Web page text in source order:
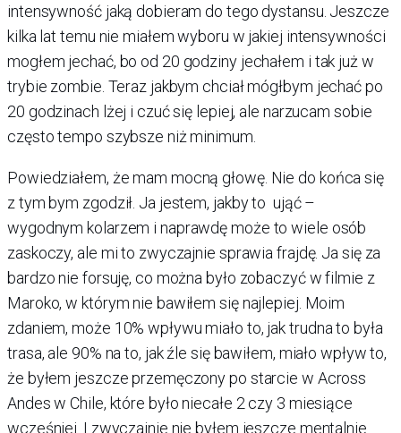
intensywność jaką dobieram do tego dystansu. Jeszcze
kilka lat temu nie miałem wyboru w jakiej intensywności
mogłem jechać, bo od 20 godziny jechałem i tak już w
trybie zombie. Teraz jakbym chciał mógłbym jechać po
20 godzinach lżej i czuć się lepiej, ale narzucam sobie
często tempo szybsze niż minimum.
Powiedziałem, że mam mocną głowę. Nie do końca się
z tym bym zgodził. Ja jestem, jakby to ująć –
wygodnym kolarzem i naprawdę może to wiele osób
zaskoczy, ale mi to zwyczajnie sprawia frajdę. Ja się za
bardzo nie forsuję, co można było zobaczyć w filmie z
Maroko, w którym nie bawiłem się najlepiej. Moim
zdaniem, może 10% wpływu miało to, jak trudna to była
trasa, ale 90% na to, jak źle się bawiłem, miało wpływ to,
że byłem jeszcze przemęczony po starcie w Across
Andes w Chile, które było niecałe 2 czy 3 miesiące
wcześniej. I zwyczajnie nie byłem jeszcze mentalnie